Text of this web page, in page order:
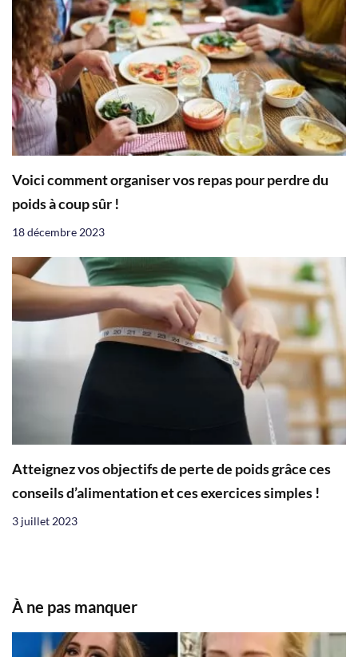
Voici comment organiser vos repas pour perdre du
poids à coup sûr !
18 décembre 2023
Atteignez vos objectifs de perte de poids grâce ces
conseils d’alimentation et ces exercices simples !
3 juillet 2023
À ne pas manquer